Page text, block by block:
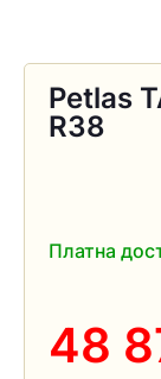
Petlas
R38
Платна
48